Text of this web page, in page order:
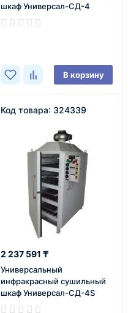
шкаф Универсал-СД-4
В корзину
Код товара: 324339
2 237 591 ₸
Универсальный
инфракрасный сушильный
шкаф Универсал-СД-4S